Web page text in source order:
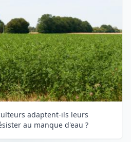
adaptent-ils leurs
au manque d'eau ?